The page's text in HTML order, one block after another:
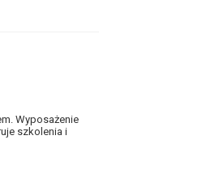
Wyposażenie
szkolenia i